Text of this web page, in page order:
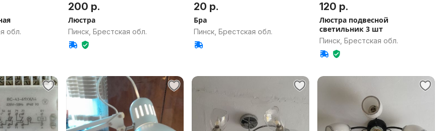
обл.
200 р.
Люстра
Пинск, Брестская обл.
20 р.
Бра
Пинск, Брестская обл.
120 р.
Люстра подвесной
светильник 3 шт
Пинск, Брестская обл.